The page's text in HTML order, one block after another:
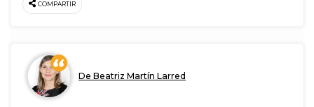
COMPARTIR
De Beatriz Martín Larred